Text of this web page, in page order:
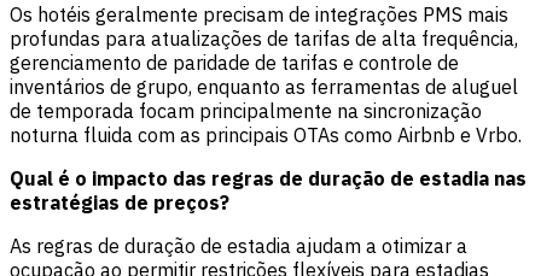
Os hotéis geralmente precisam de integrações PMS mais
profundas para atualizações de tarifas de alta frequência,
gerenciamento de paridade de tarifas e controle de
inventários de grupo, enquanto as ferramentas de aluguel
de temporada focam principalmente na sincronização
noturna fluida com as principais OTAs como Airbnb e Vrbo.
Qual é o impacto das regras de duração de estadia nas
estratégias de preços?
As regras de duração de estadia ajudam a otimizar a
ocupação ao permitir restrições flexíveis para estadias